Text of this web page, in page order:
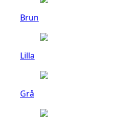
Brun
Lilla
Grå